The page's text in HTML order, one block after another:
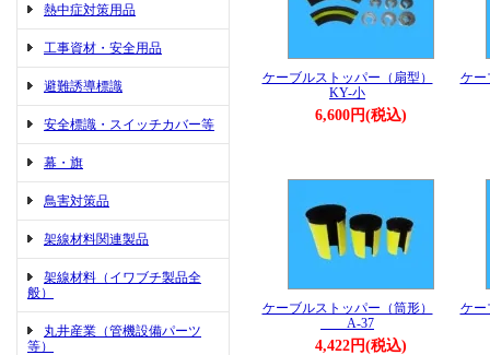
熱中症対策用品
工事資材・安全用品
避難誘導標識
安全標識・スイッチカバー等
幕・旗
鳥害対策品
架線材料関連製品
架線材料（イワブチ製品全
般）
丸井産業（管機設備パーツ
等）
ケーブルストッパー（扇型）
KY-小
6,600円(税込)
ケー
ケーブルストッパー（筒形）
A-37
4,422円(税込)
ケー